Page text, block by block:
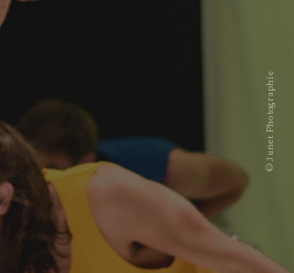
© Junet Photographie